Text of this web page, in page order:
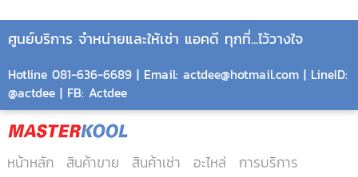
ศูนย์บริการ จำหน่ายและให้เช่า แอคดี ทุกที่...ไว้วางใจ
Hotline 081-636-6689 | Email: actdee@hotmail.com | LineID:
@actdee | FB: Actdee
หน้าหลัก สินค้าขาย สินค้าเช่า อะไหล่
การบริการ